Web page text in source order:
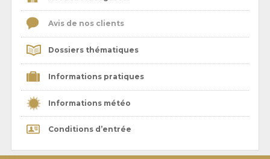
Avis de nos clients
Dossiers thématiques
Informations pratiques
Informations météo
Conditions d’entrée